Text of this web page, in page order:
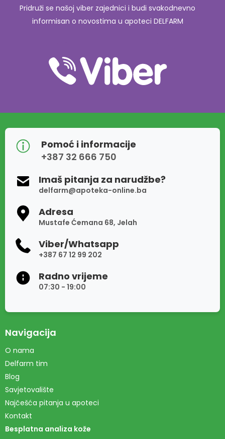
Pridruži se našoj viber zajednici i budi svakodnevno
informisan o novostima u apoteci DELFARM
Pomoć i informacije
+387 32 666 750
Imaš pitanja za narudžbe?
delfarm@apoteka-online.ba
Adresa
Mustafe Ćemana 68, Jelah
Viber/Whatsapp
+387 67 12 99 202
Radno vrijeme
07:30 - 19:00
Navigacija
O nama
Delfarm tim
Blog
Savjetovalište
Najčešća pitanja u apoteci
Kontakt
Besplatna analiza kože